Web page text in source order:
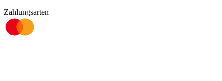
Zahlungsarten